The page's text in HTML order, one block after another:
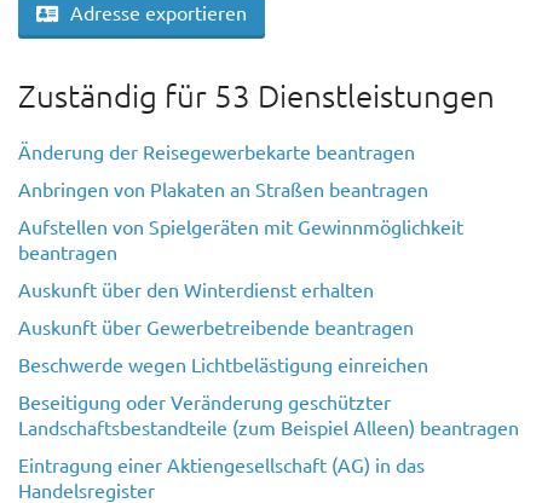
Adresse exportieren
Zuständig für 53 Dienstleistungen
Änderung der Reisegewerbekarte beantragen
Anbringen von Plakaten an Straßen beantragen
Aufstellen von Spielgeräten mit Gewinnmöglichkeit
beantragen
Auskunft über den Winterdienst erhalten
Auskunft über Gewerbetreibende beantragen
Beschwerde wegen Lichtbelästigung einreichen
Beseitigung oder Veränderung geschützter
Landschaftsbestandteile (zum Beispiel Alleen) beantragen
Eintragung einer Aktiengesellschaft (AG) in das
Handelsregister